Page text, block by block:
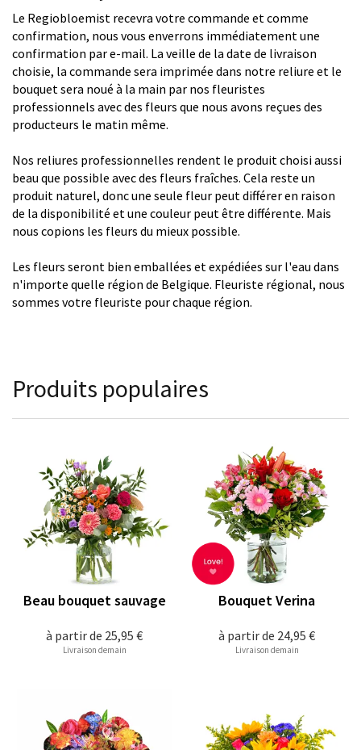
Le Regiobloemist recevra votre commande et comme
confirmation, nous vous enverrons immédiatement une
confirmation par e-mail. La veille de la date de livraison
choisie, la commande sera imprimée dans notre reliure et le
bouquet sera noué à la main par nos fleuristes
professionnels avec des fleurs que nous avons reçues des
producteurs le matin même.
Nos reliures professionnelles rendent le produit choisi aussi
beau que possible avec des fleurs fraîches. Cela reste un
produit naturel, donc une seule fleur peut différer en raison
de la disponibilité et une couleur peut être différente. Mais
nous copions les fleurs du mieux possible.
Les fleurs seront bien emballées et expédiées sur l'eau dans
n'importe quelle région de Belgique. Fleuriste régional, nous
sommes votre fleuriste pour chaque région.
Produits populaires
à partir de 25,95 €
Beau bouquet sauvage
Livraison demain
à partir de 24,95 €
Bouquet Verina
Livraison demain